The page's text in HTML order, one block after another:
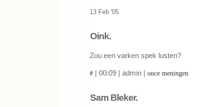
13 Feb '05
Oink.
Zou een varken spek lusten?
# | 00:09 | admin | once meningen
Sam Bleker.